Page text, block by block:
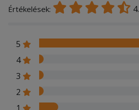
Értékelések:
5
4
3
2